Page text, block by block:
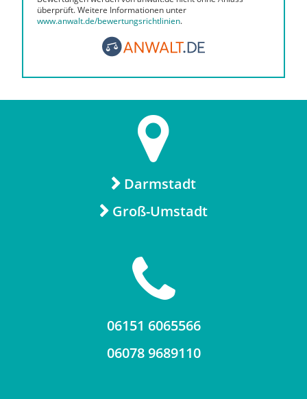
überprüft. Weitere Informationen unter
www.anwalt.de/bewertungsrichtlinien.
Darmstadt
Groß-Umstadt
06151 6065566
06078 9689110